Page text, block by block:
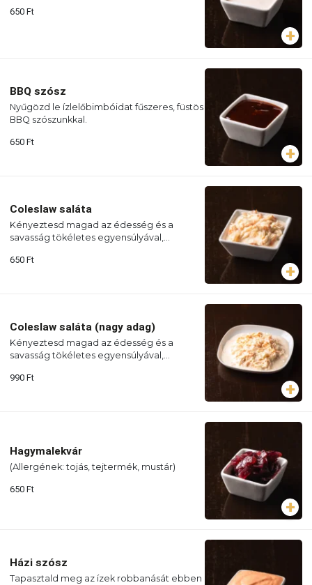
650 Ft
BBQ szósz
Nyűgözd le ízlelőbimbóidat fűszeres, füstös
BBQ szószunkkal.
650 Ft
Coleslaw saláta
Kényeztesd magad az édesség és a
savasság tökéletes egyensúlyával,
650 Ft
Coleslaw saláta (nagy adag)
Kényeztesd magad az édesség és a
savasság tökéletes egyensúlyával,
990 Ft
Hagymalekvár
(Allergének: tojás, tejtermék, mustár)
650 Ft
Házi szósz
Tapasztald meg az ízek robbanását ebben